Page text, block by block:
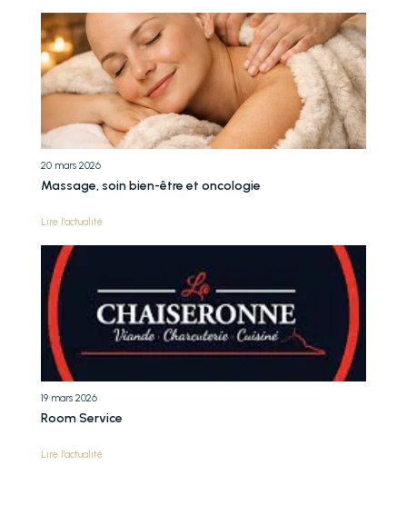
20 mars 2026
Massage, soin bien-être et oncologie
Lire l'actualité
19 mars 2026
Room Service
Lire l'actualité